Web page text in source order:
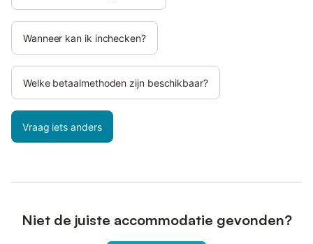
Wanneer kan ik inchecken?
Welke betaalmethoden zijn beschikbaar?
Vraag iets anders
Niet de juiste accommodatie gevonden?